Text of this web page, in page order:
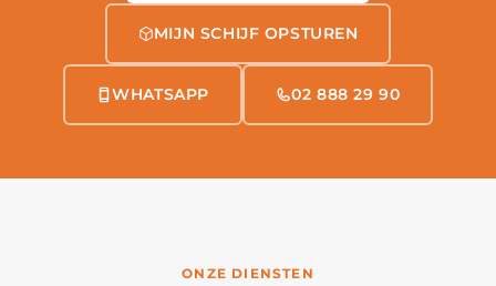
MIJN SCHIJF OPSTUREN
WHATSAPP 02 888 29 90
ONZE DIENSTEN